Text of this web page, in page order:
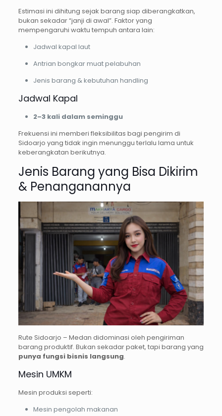
Estimasi ini dihitung sejak barang siap diberangkatkan,
bukan sekadar “janji di awal”. Faktor yang
mempengaruhi waktu tempuh antara lain:
Jadwal kapal laut
Antrian bongkar muat pelabuhan
Jenis barang & kebutuhan handling
Jadwal Kapal
2–3 kali dalam seminggu
Frekuensi ini memberi fleksibilitas bagi pengirim di
Sidoarjo yang tidak ingin menunggu terlalu lama untuk
keberangkatan berikutnya.
Jenis Barang yang Bisa Dikirim
& Penanganannya
Rute Sidoarjo – Medan didominasi oleh pengiriman
barang produktif. Bukan sekadar paket, tapi barang yang
punya fungsi bisnis langsung.
Mesin UMKM
Mesin produksi seperti:
Mesin pengolah makanan